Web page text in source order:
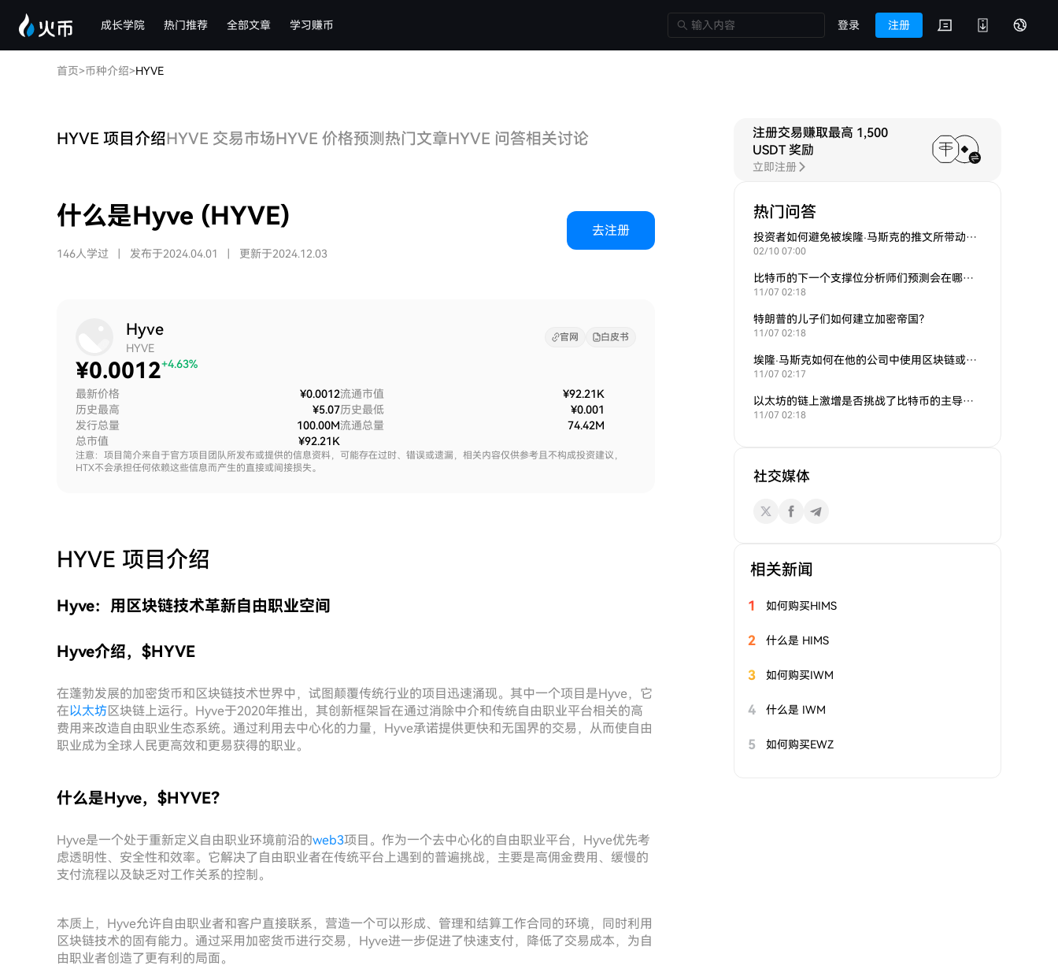
成长学院 热门推荐 全部文章 学习赚币 登录 注册
首页>币种介绍>HYVE
HYVE 项目介绍HYVE 交易市场HYVE 价格预测热门文章HYVE 问答相关讨论
什么是Hyve (HYVE)
146人学过 发布于2024.04.01 更新于2024.12.03
去注册
Hyve
HYVE
官网 白皮书
¥0.0012+4.63%
最新价格
¥0.0012
历史最高
¥5.07
发行总量
100.00M
总市值
¥92.21K
流通市值
¥92.21K
历史最低
¥0.001
流通总量
74.42M
注意：项目简介来自于官方项目团队所发布或提供的信息资料，可能存在过时、错误或遗漏，相关内容仅供参考且不构成投资建议，
HTX不会承担任何依赖这些信息而产生的直接或间接损失。
HYVE 项目介绍
Hyve：用区块链技术革新自由职业空间
Hyve介绍，$HYVE
在蓬勃发展的加密货币和区块链技术世界中，试图颠覆传统行业的项目迅速涌现。其中一个项目是Hyve，它
在以太坊区块链上运行。Hyve于2020年推出，其创新框架旨在通过消除中介和传统自由职业平台相关的高
费用来改造自由职业生态系统。通过利用去中心化的力量，Hyve承诺提供更快和无国界的交易，从而使自由
职业成为全球人民更高效和更易获得的职业。
什么是Hyve，$HYVE？
Hyve是一个处于重新定义自由职业环境前沿的web3项目。作为一个去中心化的自由职业平台，Hyve优先考
虑透明性、安全性和效率。它解决了自由职业者在传统平台上遇到的普遍挑战，主要是高佣金费用、缓慢的
支付流程以及缺乏对工作关系的控制。
本质上，Hyve允许自由职业者和客户直接联系，营造一个可以形成、管理和结算工作合同的环境，同时利用
区块链技术的固有能力。通过采用加密货币进行交易，Hyve进一步促进了快速支付，降低了交易成本，为自
由职业者创造了更有利的局面。
注册交易赚取最高 1,500
USDT 奖励
立即注册
热门问答
投资者如何避免被埃隆·马斯克的推文所带动的炒作？
02/10 07:00
比特币的下一个支撑位分析师们预测会在哪里？
11/07 02:18
特朗普的儿子们如何建立加密帝国？
11/07 02:18
埃隆·马斯克如何在他的公司中使用区块链或加密货币？
11/07 02:17
以太坊的链上激增是否挑战了比特币的主导地位？
11/07 02:18
社交媒体
相关新闻
1 如何购买HIMS
2 什么是 HIMS
3 如何购买IWM
4 什么是 IWM
5 如何购买EWZ